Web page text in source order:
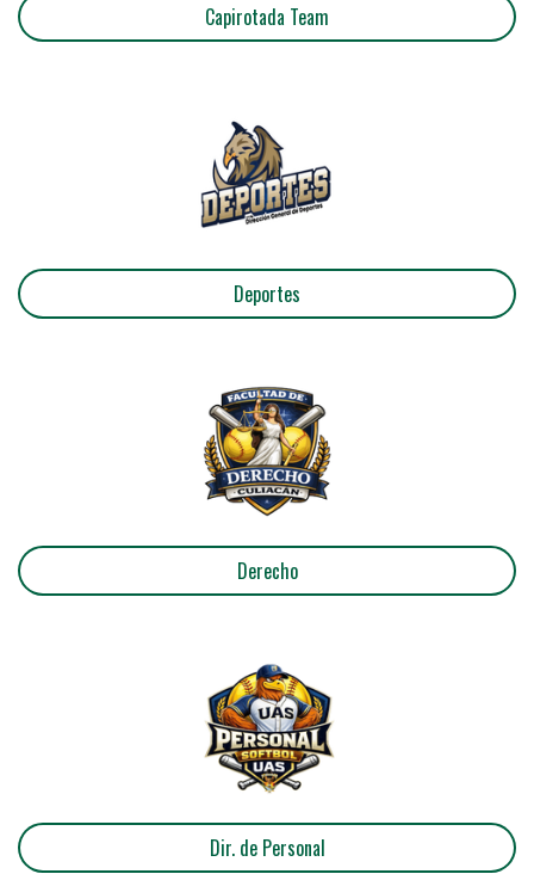
Capirotada Team
Deportes
Derecho
Dir. de Personal